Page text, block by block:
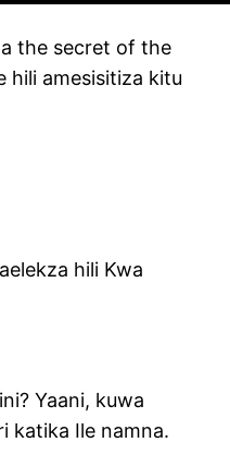
the secret of the
hili amesisitiza kitu
hili Kwa
Yaani, kuwa
katika Ile namna.